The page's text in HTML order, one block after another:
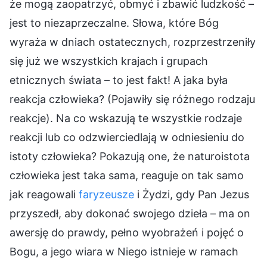
że mogą zaopatrzyć, obmyć i zbawić ludzkość –
jest to niezaprzeczalne. Słowa, które Bóg
wyraża w dniach ostatecznych, rozprzestrzeniły
się już we wszystkich krajach i grupach
etnicznych świata – to jest fakt! A jaka była
reakcja człowieka? (Pojawiły się różnego rodzaju
reakcje). Na co wskazują te wszystkie rodzaje
reakcji lub co odzwierciedlają w odniesieniu do
istoty człowieka? Pokazują one, że naturoistota
człowieka jest taka sama, reaguje on tak samo
jak reagowali faryzeusze i Żydzi, gdy Pan Jezus
przyszedł, aby dokonać swojego dzieła – ma on
awersję do prawdy, pełno wyobrażeń i pojęć o
Bogu, a jego wiara w Niego istnieje w ramach